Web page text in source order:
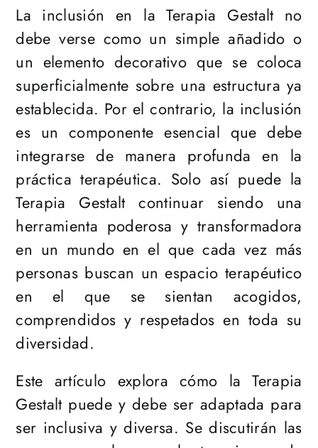
La inclusión en la Terapia Gestalt no
debe verse como un simple añadido o
un elemento decorativo que se coloca
superficialmente sobre una estructura ya
establecida. Por el contrario, la inclusión
es un componente esencial que debe
integrarse de manera profunda en la
práctica terapéutica. Solo así puede la
Terapia Gestalt continuar siendo una
herramienta poderosa y transformadora
en un mundo en el que cada vez más
personas buscan un espacio terapéutico
en el que se sientan acogidos,
comprendidos y respetados en toda su
diversidad.
Este artículo explora cómo la Terapia
Gestalt puede y debe ser adaptada para
ser inclusiva y diversa. Se discutirán las